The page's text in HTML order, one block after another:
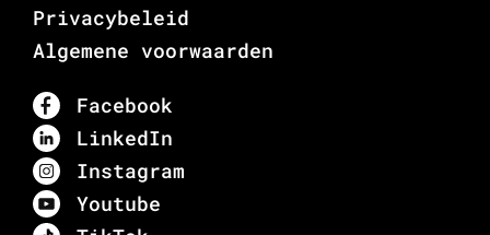
Privacybeleid
Algemene voorwaarden
Facebook
LinkedIn
Instagram
Youtube